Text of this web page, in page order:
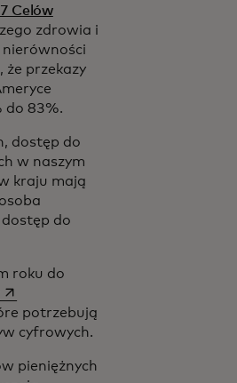
Celów
zdrowia i
nierówności
tab
że przekazy
do 83%.
dostęp do
w naszym
kraju mają
dostęp do
roku do
in a new tab
potrzebują
cyfrowych.
pieniężnych